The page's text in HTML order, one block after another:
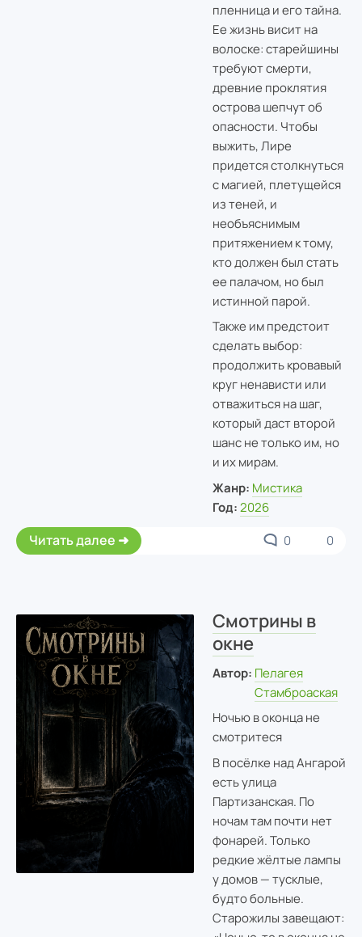
пленница и его тайна.
Ее жизнь висит на
волоске: старейшины
требуют смерти,
древние проклятия
острова шепчут об
опасности. Чтобы
выжить, Лире
придется столкнуться
с магией, плетущейся
из теней, и
необъяснимым
притяжением к тому,
кто должен был стать
ее палачом, но был
истинной парой.
Также им предстоит
сделать выбор:
продолжить кровавый
круг ненависти или
отважиться на шаг,
который даст второй
шанс не только им, но
и их мирам.
Жанр: Мистика
Год: 2026
Читать далее 0 0
Смотрины в
окне
Автор: Пелагея
Стамброаская
Ночью в оконца не
смотритеся
В посёлке над Ангарой
есть улица
Партизанская. По
ночам там почти нет
фонарей. Только
редкие жёлтые лампы
у домов — тусклые,
будто больные.
Старожилы завещают: